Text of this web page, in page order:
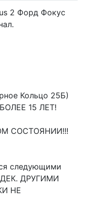
2 Форд Фокус
Кольцо 25Б)
15 ЛЕТ!
СОСТОЯНИИ!!!
следующими
ДРУГИМИ
НЕ